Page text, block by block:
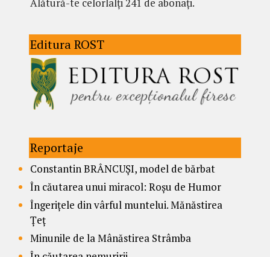
Editura ROST
Reportaje
Constantin BRÂNCUȘI, model de bărbat
În căutarea unui miracol: Roșu de Humor
Îngerițele din vârful muntelui. Mănăstirea
Țeț
Minunile de la Mânăstirea Strâmba